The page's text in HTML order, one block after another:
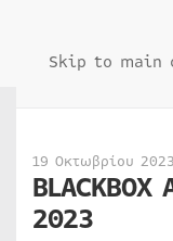
Skip to main
19 Οκτωβρίου
2023